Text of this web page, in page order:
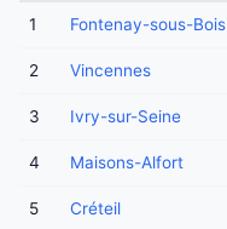
1 Fontenay-sous-Bois
2 Vincennes
3 Ivry-sur-Seine
4 Maisons-Alfort
5 Créteil